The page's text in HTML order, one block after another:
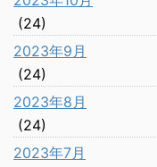
(24)
2023年9月
(24)
2023年8月
(24)
2023年7月